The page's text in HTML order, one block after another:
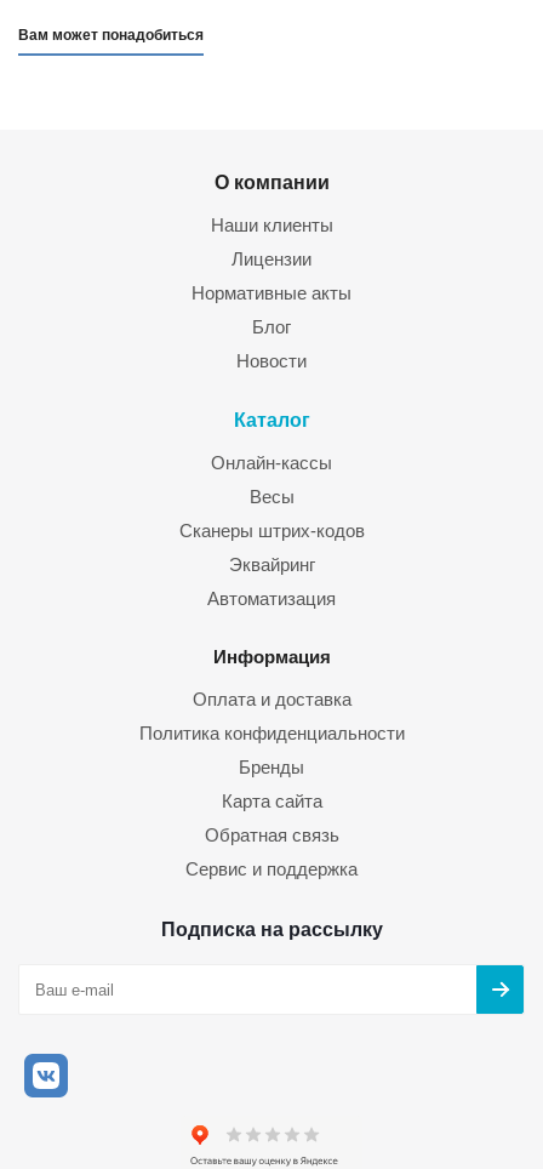
Вам может понадобиться
О компании
Наши клиенты
Лицензии
Нормативные акты
Блог
Новости
Каталог
Онлайн-кассы
Весы
Сканеры штрих-кодов
Эквайринг
Автоматизация
Информация
Оплата и доставка
Политика конфиденциальности
Бренды
Карта сайта
Обратная связь
Сервис и поддержка
Подписка на рассылку